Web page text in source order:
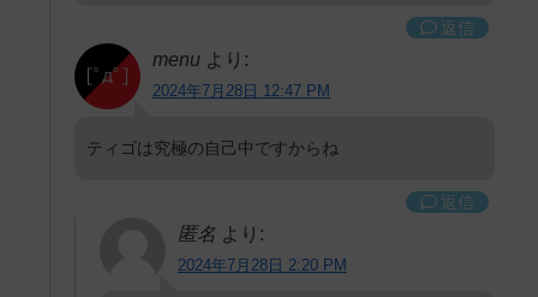
返信
menu より:
2024年7月28日 12:47 PM
ティゴは究極の自己中ですからね
返信
匿名 より:
2024年7月28日 2:20 PM